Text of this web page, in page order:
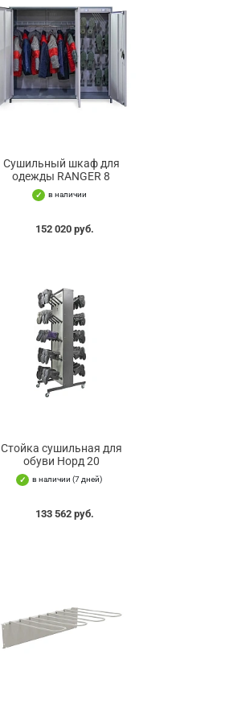
Сушильный шкаф для
одежды RANGER 8
в наличии
152 020 руб.
Стойка сушильная для
обуви Норд 20
в наличии (7 дней)
133 562 руб.